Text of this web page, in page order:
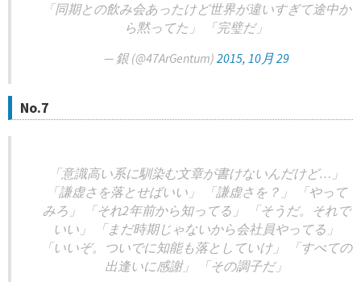
「同期との飲み会あったけど世界が違いすぎて途中か
ら黙ってた」 「完璧だ」
— 銀 (@47ArGentum) 2015, 10月 29
No.7
「意識高い系に馴染む文章が書けないんだけど…」
「謙虚さを落とせばいい」 「謙虚さを？」 「やって
みろ」 「それ2年前から知ってる」 「そうだ。それで
いい」 「まだ時期じゃないから会社員やってる」
「いいぞ。ついでに知能も落としていけ」 「すべての
出逢いに感謝」 「その調子だ」